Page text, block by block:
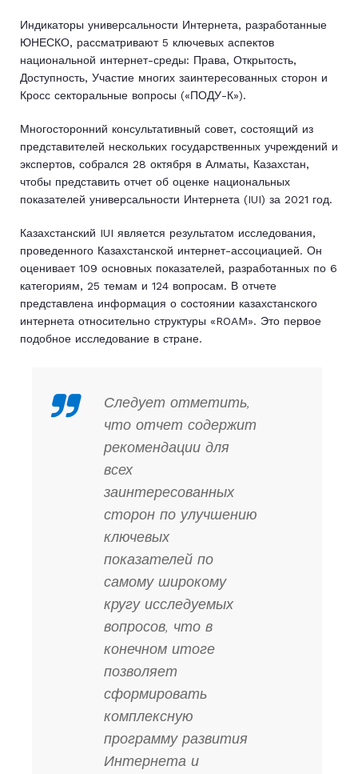
Индикаторы универсальности Интернета, разработанные
ЮНЕСКО, рассматривают 5 ключевых аспектов
национальной интернет-среды: Права, Открытость,
Доступность, Участие многих заинтересованных сторон и
Кросс секторальные вопросы («ПОДУ-К»).
Многосторонний консультативный совет, состоящий из
представителей нескольких государственных учреждений и
экспертов, собрался 28 октября в Алматы, Казахстан,
чтобы представить отчет об оценке национальных
показателей универсальности Интернета (IUI) за 2021 год.
Казахстанский IUI является результатом исследования,
проведенного Казахстанской интернет-ассоциацией. Он
оценивает 109 основных показателей, разработанных по 6
категориям, 25 темам и 124 вопросам. В отчете
представлена информация о состоянии казахстанского
интернета относительно структуры «ROAM». Это первое
подобное исследование в стране.
Следует отметить,
что отчет содержит
рекомендации для
всех
заинтересованных
сторон по улучшению
ключевых
показателей по
самому широкому
кругу исследуемых
вопросов, что в
конечном итоге
позволяет
сформировать
комплексную
программу развития
Интернета и